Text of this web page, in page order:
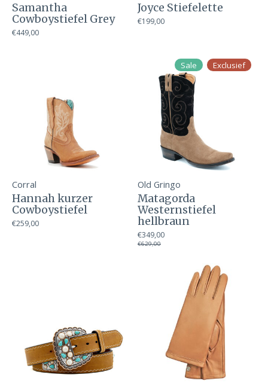
Samantha
Cowboystiefel Grey
€449,00
Joyce Stiefelette
€199,00
Corral
Hannah kurzer
Cowboystiefel
€259,00
Sale Exclusief
Old Gringo
Matagorda
Westernstiefel
hellbraun
€349,00
€629,00